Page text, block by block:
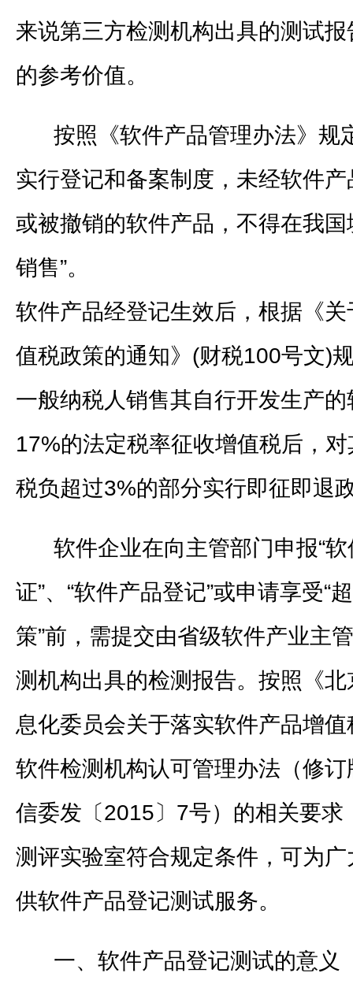
来说第三方检测机构出具的测试
的参考价值。
按照《软件产品管理办法》规
实行登记和备案制度，未经软件
或被撤销的软件产品，不得在我
销售”。
软件产品经登记生效后，根据《
值税政策的通知》(财税100号文)
一般纳税人销售其自行开发生产
17%的法定税率征收增值税后，
税负超过3%的部分实行即征即退
软件企业在向主管部门申报“软
证”、“软件产品登记”或申请享受“
策”前，需提交由省级软件产业主
测机构出具的检测报告。按照《
息化委员会关于落实软件产品增
软件检测机构认可管理办法（修
信委发〔2015〕7号）的相关要求
测评实验室符合规定条件，可为
供软件产品登记测试服务。
一、软件产品登记测试的意义